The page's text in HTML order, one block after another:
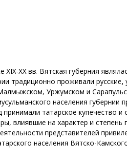
XX вв. Вятская губерния
традиционно проживали
Уржумском и
населения губернии
татарское купечество и
влиявшие на характер и степень
представителей
населения Вятско-